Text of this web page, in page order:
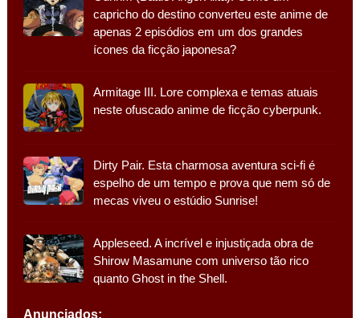
capricho do destino converteu este anime de
apenas 2 episódios em um dos grandes
ícones da ficção japonesa?
Armitage III. Lore complexa e temas atuais
neste ofuscado anime de ficção cyberpunk.
Dirty Pair. Esta charmosa aventura sci-fi é
espelho de um tempo e prova que nem só de
mecas viveu o estúdio Sunrise!
Appleseed. A incrível e injustiçada obra de
Shirow Masamune com universo tão rico
quanto Ghost in the Shell.
Anunciados: